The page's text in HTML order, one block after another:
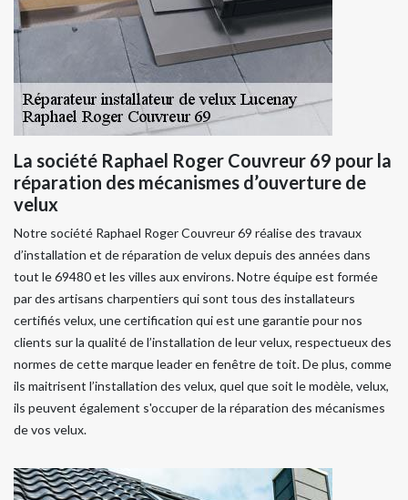
La société Raphael Roger Couvreur 69 pour la
réparation des mécanismes d’ouverture de
velux
Notre société Raphael Roger Couvreur 69 réalise des travaux
d’installation et de réparation de velux depuis des années dans
tout le 69480 et les villes aux environs. Notre équipe est formée
par des artisans charpentiers qui sont tous des installateurs
certifiés velux, une certification qui est une garantie pour nos
clients sur la qualité de l’installation de leur velux, respectueux des
normes de cette marque leader en fenêtre de toit. De plus, comme
ils maitrisent l’installation des velux, quel que soit le modèle, velux,
ils peuvent également s'occuper de la réparation des mécanismes
de vos velux.